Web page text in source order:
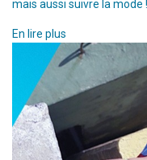
mais aussi suivre la mode
En lire plus